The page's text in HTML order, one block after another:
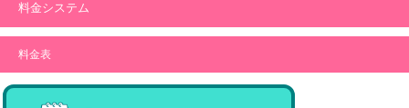
料金システム
料金表